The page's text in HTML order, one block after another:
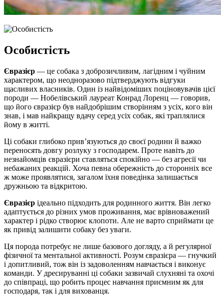
Особистість
Євразієр — це собака з доброзичливим, лагідним і чуйним
характером, що неодноразово підтверджують відгуки
щасливих власників. Один із найвідоміших поціновувачів цієї
породи — Нобелівський лауреат Конрад Лоренц — говорив,
що його євразієр був найдобрішим створінням з усіх, кого він
знав, і мав найкращу вдачу серед усіх собак, які траплялися
йому в житті.
Ці собаки глибоко прив’язуються до своєї родини й важко
переносять довгу розлуку з господарем. Проте навіть до
незнайомців євразієри ставляться спокійно — без агресії чи
небажаних реакцій. Хоча певна обережність до сторонніх все
ж може проявлятися, загалом їхня поведінка залишається
дружньою та відкритою.
Євразієр ідеально підходить для родинного життя. Він легко
адаптується до різних умов проживання, має врівноважений
характер і рідко створює клопоти. Але не варто сприймати це
як привід залишити собаку без уваги.
Ця порода потребує не лише базового догляду, а й регулярної
фізичної та ментальної активності. Розум євразієра — гнучкий
і допитливий, тож він із задоволенням навчається і виконує
команди. У дресируванні ці собаки зазвичай слухняні та охочі
до співпраці, що робить процес навчання приємним як для
господаря, так і для вихованця.